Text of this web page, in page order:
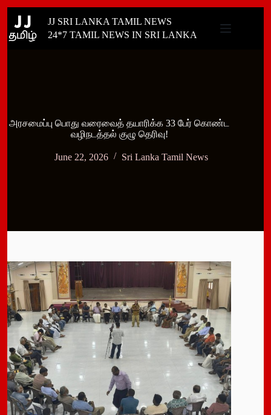
content
JJ SRI LANKA TAMIL NEWS
24*7 TAMIL NEWS IN SRI LANKA
அரசமைப்பு பொது வரைவைத் தயாரிக்க 33 பேர் கொண்ட
வழிநடத்தல் குழு தெரிவு!
June 22, 2026 Sri Lanka Tamil News